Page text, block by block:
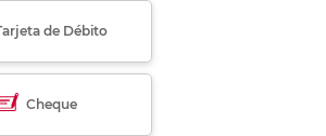
de Débito
Cheque